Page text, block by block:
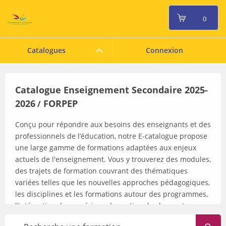
Catalogues Connexion
0
Catalogue Enseignement Secondaire 2025-
2026/ FORPEP
Conçu pour répondre aux besoins des enseignants et des
professionnels de l’éducation, notre E-catalogue propose
une large gamme de formations adaptées aux enjeux
actuels de l'enseignement. Vous y trouverez des modules,
des trajets de formation couvrant des thématiques
variées telles que les nouvelles approches pédagogiques,
les disciplines et les formations autour des programmes,
l’intégration du numérique, la gestion de classe et
l'inclusion scolaire. Que vous cherchiez à enrichir vos